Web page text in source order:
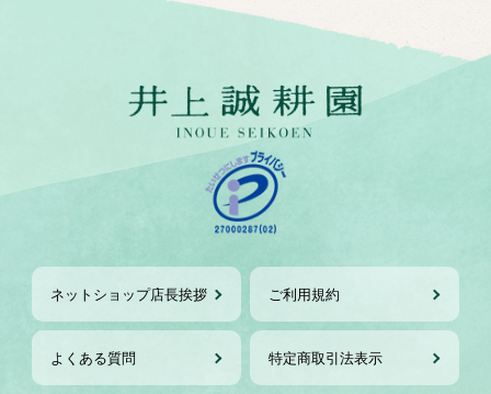
ネットショップ店長挨拶 ご利用規約
よくある質問 特定商取引法表示